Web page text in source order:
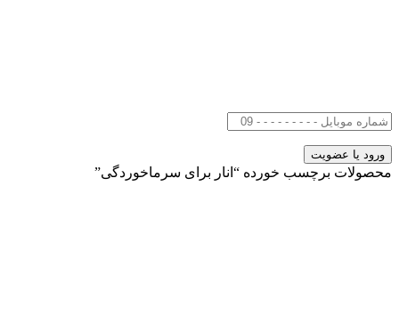
محصولات برچسب خورده “انار برای سرماخوردگی”